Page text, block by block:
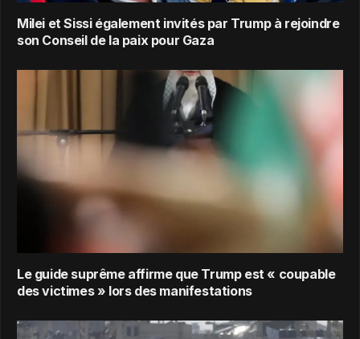
Milei et Sissi également invités par Trump à rejoindre
son Conseil de la paix pour Gaza
Le guide suprême affirme que Trump est « coupable
des victimes » lors des manifestations